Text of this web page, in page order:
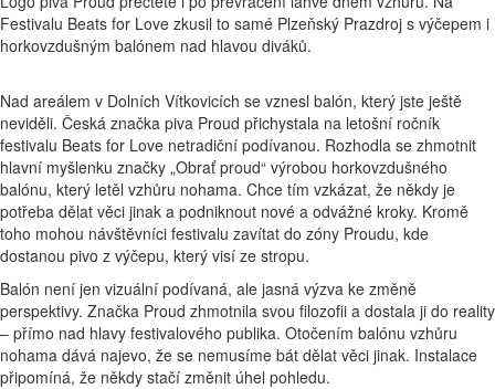
Festivalu Beats for Love zkusil to samé Plzeňský Prazdroj s výčepem i
horkovzdušným balónem nad hlavou diváků.
Nad areálem v Dolních Vítkovicích se vznesl balón, který jste ještě
neviděli. Česká značka piva Proud přichystala na letošní ročník
festivalu Beats for Love netradiční podívanou. Rozhodla se zhmotnit
hlavní myšlenku značky „Obrať proud“ výrobou horkovzdušného
balónu, který letěl vzhůru nohama. Chce tím vzkázat, že někdy je
potřeba dělat věci jinak a podniknout nové a odvážné kroky. Kromě
toho mohou návštěvníci festivalu zavítat do zóny Proudu, kde
dostanou pivo z výčepu, který visí ze stropu.
Balón není jen vizuální podívaná, ale jasná výzva ke změně
perspektivy. Značka Proud zhmotnila svou filozofii a dostala ji do reality
– přímo nad hlavy festivalového publika. Otočením balónu vzhůru
nohama dává najevo, že se nemusíme bát dělat věci jinak. Instalace
připomíná, že někdy stačí změnit úhel pohledu.